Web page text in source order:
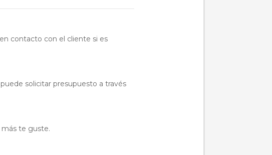
contacto con el cliente si es
solicitar presupuesto a través
más te guste.